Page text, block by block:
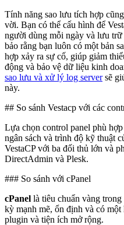
Tính năng sao lưu tích hợp
vời. Bạn có thể cấu hình để
người dùng mỗi ngày và lưu
bảo rằng bạn luôn có một bản
hợp xảy ra sự cố, giúp giảm
động và bảo vệ dữ liệu kinh
sao lưu và xử lý log serversẽ
này.
## So sánh Vestacp với các
Lựa chọn control panel phù
ngân sách và trình độ kỹ thuật
VestaCP với ba đối thủ lớn và
DirectAdmin và Plesk.
### So sánh với cPanel
cPanel là tiêu chuẩn vàng
kỳ mạnh mẽ, ổn định và có
plugin và tiện ích mở rộng.